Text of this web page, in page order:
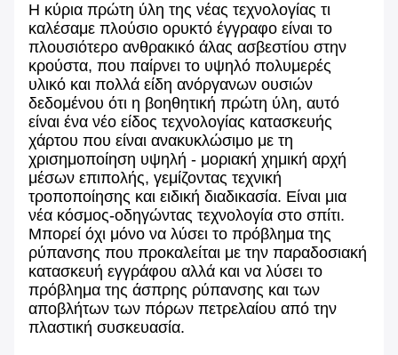
Η κύρια πρώτη ύλη της νέας τεχνολογίας τι
καλέσαμε πλούσιο ορυκτό έγγραφο είναι το
πλουσιότερο ανθρακικό άλας ασβεστίου στην
κρούστα, που παίρνει το υψηλό πολυμερές
υλικό και πολλά είδη ανόργανων ουσιών
δεδομένου ότι η βοηθητική πρώτη ύλη, αυτό
είναι ένα νέο είδος τεχνολογίας κατασκευής
χάρτου που είναι ανακυκλώσιμο με τη
χρισημοποίηση υψηλή - μοριακή χημική αρχή
μέσων επιπολής, γεμίζοντας τεχνική
τροποποίησης και ειδική διαδικασία. Είναι μια
νέα κόσμος-οδηγώντας τεχνολογία στο σπίτι.
Μπορεί όχι μόνο να λύσει το πρόβλημα της
ρύπανσης που προκαλείται με την παραδοσιακή
κατασκευή εγγράφου αλλά και να λύσει το
πρόβλημα της άσπρης ρύπανσης και των
αποβλήτων των πόρων πετρελαίου από την
πλαστική συσκευασία.